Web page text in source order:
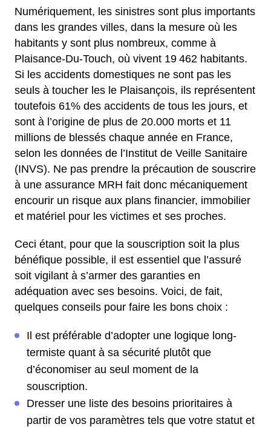
Numériquement, les sinistres sont plus importants
dans les grandes villes, dans la mesure où les
habitants y sont plus nombreux, comme à
Plaisance-Du-Touch, où vivent 19 462 habitants.
Si les accidents domestiques ne sont pas les
seuls à toucher les le Plaisançois, ils représentent
toutefois 61% des accidents de tous les jours, et
sont à l’origine de plus de 20.000 morts et 11
millions de blessés chaque année en France,
selon les données de l’Institut de Veille Sanitaire
(INVS). Ne pas prendre la précaution de souscrire
à une assurance MRH fait donc mécaniquement
encourir un risque aux plans financier, immobilier
et matériel pour les victimes et ses proches.
Ceci étant, pour que la souscription soit la plus
bénéfique possible, il est essentiel que l’assuré
soit vigilant à s’armer des garanties en
adéquation avec ses besoins. Voici, de fait,
quelques conseils pour faire les bons choix :
Il est préférable d’adopter une logique long-
termiste quant à sa sécurité plutôt que
d’économiser au seul moment de la
souscription.
Dresser une liste des besoins prioritaires à
partir de vos paramètres tels que votre statut et